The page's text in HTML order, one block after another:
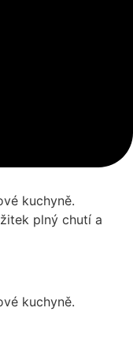
kuchyně.
plný chutí a
kuchyně.